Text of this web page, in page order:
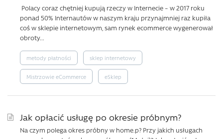
Polacy coraz chętniej kupują rzeczy w Internecie – w 2017 roku
ponad 50% Internautów w naszym kraju przynajmniej raz kupiła
coś w sklepie internetowym, sam rynek ecommerce wygenerował
obroty...
metody płatności sklep internetowy
Mistrzowie eCommerce eSklep
Jak opłacić usługę po okresie próbnym?
Na czym polega okres próbny w home.p? Przy jakich usługach